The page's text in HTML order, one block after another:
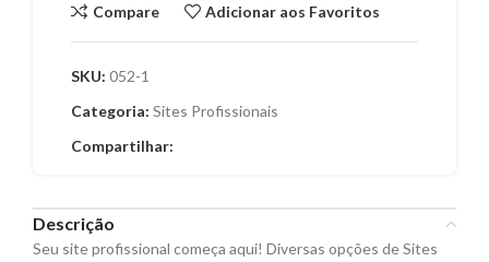
Compare Adicionar aos Favoritos
SKU: 052-1
Categoria: Sites Profissionais
Compartilhar:
Descrição
Seu site profissional começa aqui! Diversas opções de Sites